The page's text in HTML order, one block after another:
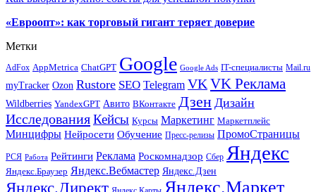
«Евроопт»: как торговый гигант теряет доверие
Метки
AdFox AppMetrica ChatGPT Google Google Ads IT-специалисты Mail.ru
myTracker Ozon Rustore SEO Telegram VKVK Реклама
Wildberries YandexGPT Авито ВКонтакте Дзен Дизайн
ИсследованияКейсы Курсы Маркетинг Маркетплейс
Минцифры Нейросети Обучение Пресс-релизы ПромоСтраницы
РСЯ Работа Рейтинги Реклама Роскомнадзор Сбер Яндекс
Яндекс.Браузер Яндекс.Вебмастер Яндекс.Дзен
Яндекс.Директ Яндекс.Маркет